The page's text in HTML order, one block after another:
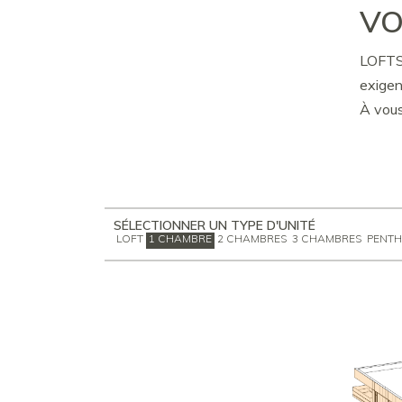
À
SÉLECTIONNER UN TYPE D'UNITÉ
LOFT 1 CHAMBRE 2 CHAMBRES 3 CHAMBRES